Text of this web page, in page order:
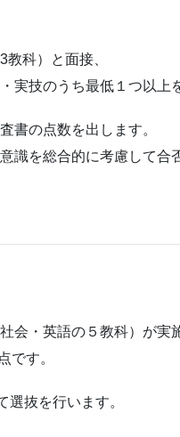
科）と面接、
実技のうち最低１つ以上
書の点数を出します。
識を総合的に考慮して合
会・英語の５教科）が実
です。
選抜を行います。